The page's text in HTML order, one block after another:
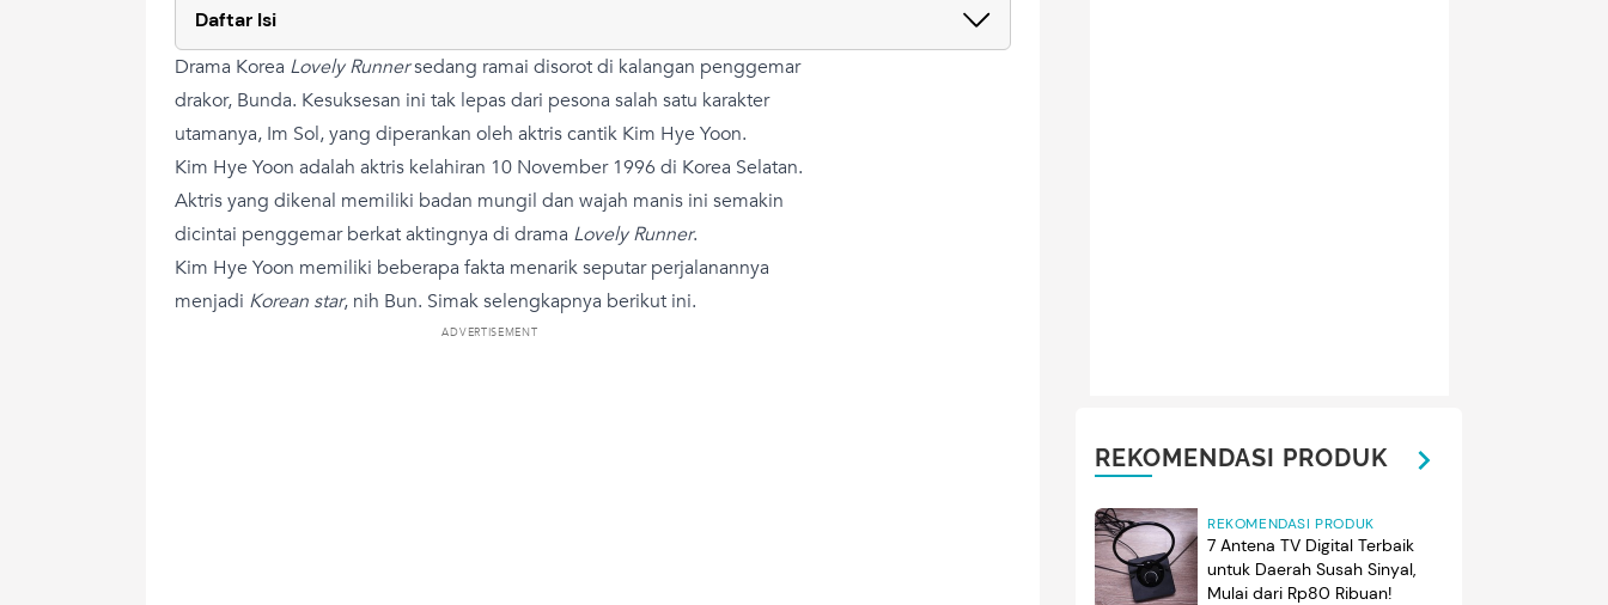
Daftar Isi
Drama Korea Lovely Runnersedang ramai disorot di kalangan penggemar
drakor, Bunda. Kesuksesan ini tak lepas dari pesona salah satu karakter
utamanya, Im Sol, yang diperankan oleh aktris cantik Kim Hye Yoon.
Kim Hye Yoon adalah aktris kelahiran 10 November 1996 di Korea Selatan.
Aktris yang dikenal memiliki badan mungil dan wajah manis ini semakin
dicintai penggemar berkat aktingnya di drama Lovely Runner.
Kim Hye Yoon memiliki beberapa fakta menarik seputar perjalanannya
menjadi Korean star, nih Bun. Simak selengkapnya berikut ini.
ADVERTISEMENT
REKOMENDASI PRODUK
REKOMENDASI PRODUK
7 Antena TV Digital Terbaik
untuk Daerah Susah Sinyal,
Mulai dari Rp80 Ribuan!